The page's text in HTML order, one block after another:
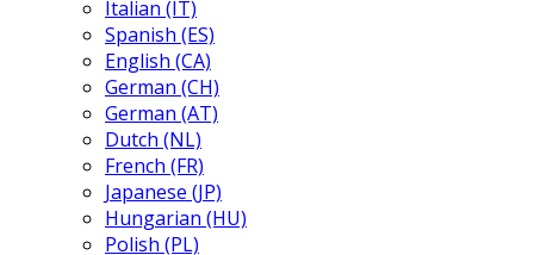
Italian (IT)
Spanish (ES)
English (CA)
German (CH)
German (AT)
Dutch (NL)
French (FR)
Japanese (JP)
Hungarian (HU)
Polish (PL)